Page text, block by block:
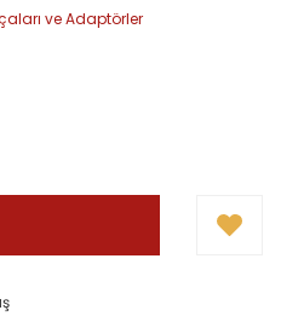
ve Adaptörler